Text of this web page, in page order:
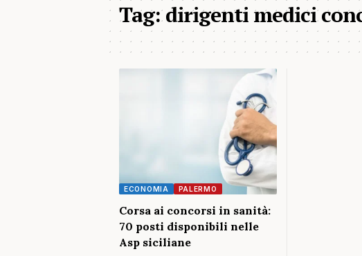
Tag:dirigenti medici
ECONOMIA PALERMO
Corsa ai concorsi in sanità:
70 posti disponibili nelle
Asp siciliane